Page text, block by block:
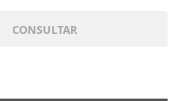
CONSULTAR